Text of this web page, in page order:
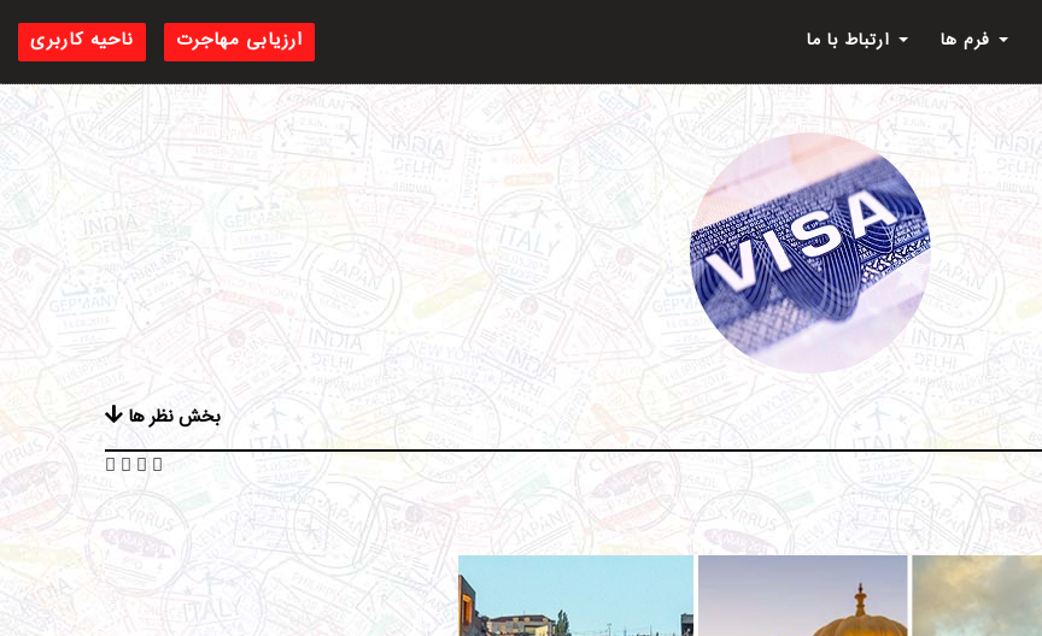
ناحیه کاربری ارزیابی مهاجرت
بخش نظر ها